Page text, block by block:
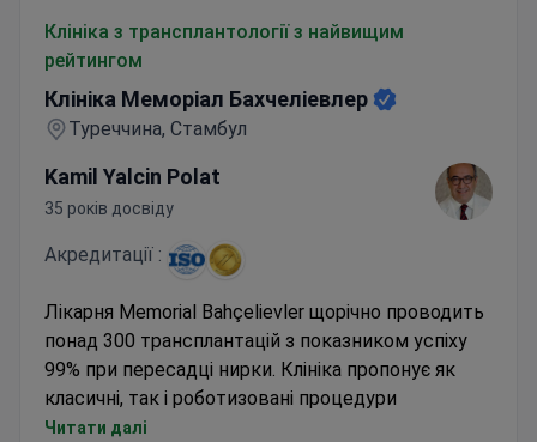
Клініка з трансплантології з найвищим
рейтингом
Клініка Меморіал Бахчеліевлер
Туреччина, Стамбул
Kamil Yalcin Polat
35 років досвіду
Акредитації :
Лікарня Memorial Bahçelievler щорічно проводить
понад 300 трансплантацій з показником успіху
99% при пересадці нирки. Клініка пропонує як
класичні, так і роботизовані процедури
трансплантації з використанням системи Da
Читати далі